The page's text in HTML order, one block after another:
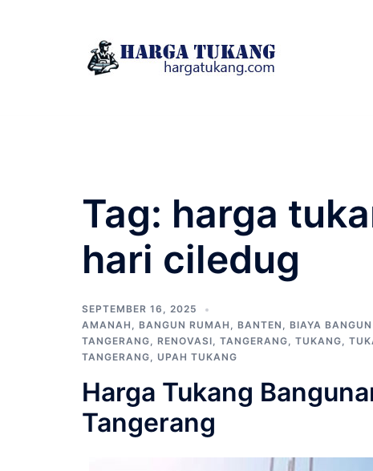
Tag: harga
hari ciledug
SEPTEMBER 16, 2025
AMANAH , BANGUN RUMAH , BANTEN , BIAYA
TANGERANG, RENOVASI, TANGERANG, TUKANG,
TANGERANG, UPAH TUKANG
Harga Tukang
Tangerang